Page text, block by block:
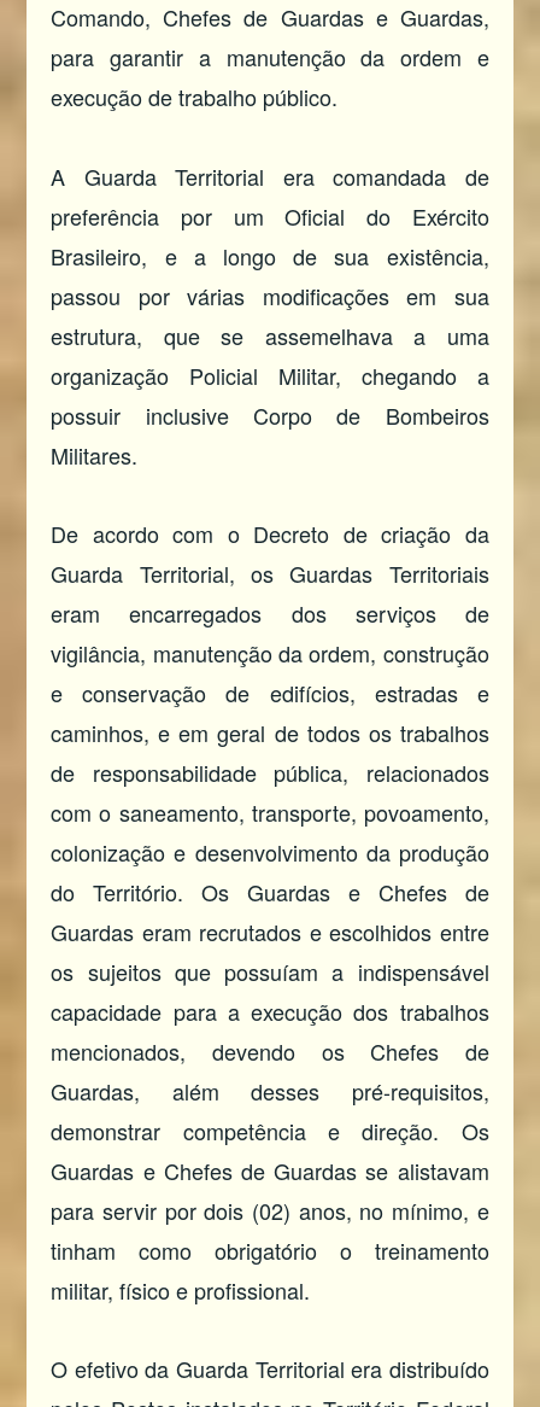
Comando, Chefes de Guardas e Guardas,
para garantir a manutenção da ordem e
execução de trabalho público.
A Guarda Territorial era comandada de
preferência por um Oficial do Exército
Brasileiro, e a longo de sua existência,
passou por várias modificações em sua
estrutura, que se assemelhava a uma
organização Policial Militar, chegando a
possuir inclusive Corpo de Bombeiros
Militares.
De acordo com o Decreto de criação da
Guarda Territorial, os Guardas Territoriais
eram encarregados dos serviços de
vigilância, manutenção da ordem, construção
e conservação de edifícios, estradas e
caminhos, e em geral de todos os trabalhos
de responsabilidade pública, relacionados
com o saneamento, transporte, povoamento,
colonização e desenvolvimento da produção
do Território. Os Guardas e Chefes de
Guardas eram recrutados e escolhidos entre
os sujeitos que possuíam a indispensável
capacidade para a execução dos trabalhos
mencionados, devendo os Chefes de
Guardas, além desses pré-requisitos,
demonstrar competência e direção. Os
Guardas e Chefes de Guardas se alistavam
para servir por dois (02) anos, no mínimo, e
tinham como obrigatório o treinamento
militar, físico e profissional.
O efetivo da Guarda Territorial era distribuído